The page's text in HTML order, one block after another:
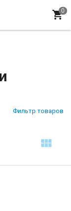
Фильтр товаров